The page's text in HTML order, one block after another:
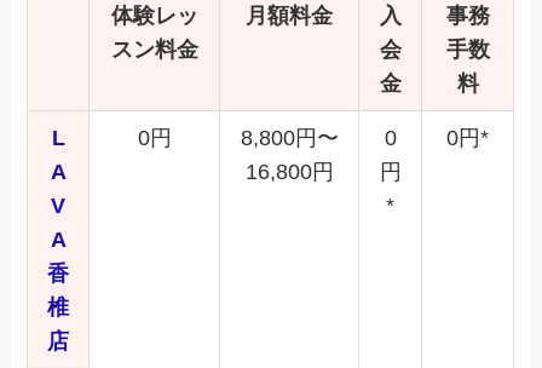
体験レッ
スン料金
月額料金
入
会
金
事務
手数
料
L
A
V
A
香
椎
店
0円
8,800円〜
16,800円
0
円
*
0円*